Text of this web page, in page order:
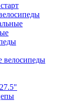
велосипеды